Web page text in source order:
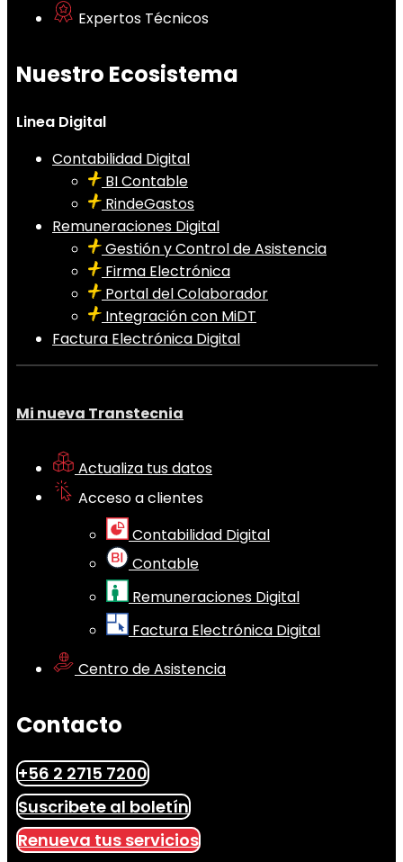
Expertos Técnicos
Nuestro Ecosistema
Linea Digital
Contabilidad Digital
BI Contable
RindeGastos
Remuneraciones Digital
Gestión y Control de Asistencia
Firma Electrónica
Portal del Colaborador
Integración con MiDT
Factura Electrónica Digital
Mi nueva Transtecnia
Actualiza tus datos
Acceso a clientes
Contabilidad Digital
Contable
Remuneraciones Digital
Factura Electrónica Digital
Centro de Asistencia
Contacto
+56 2 2715 7200
Suscribete al boletín
Renueva tus servicios